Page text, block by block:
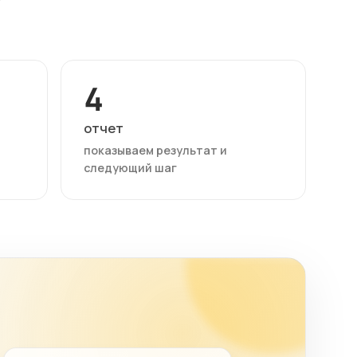
4
отчет
показываем результат и
следующий шаг